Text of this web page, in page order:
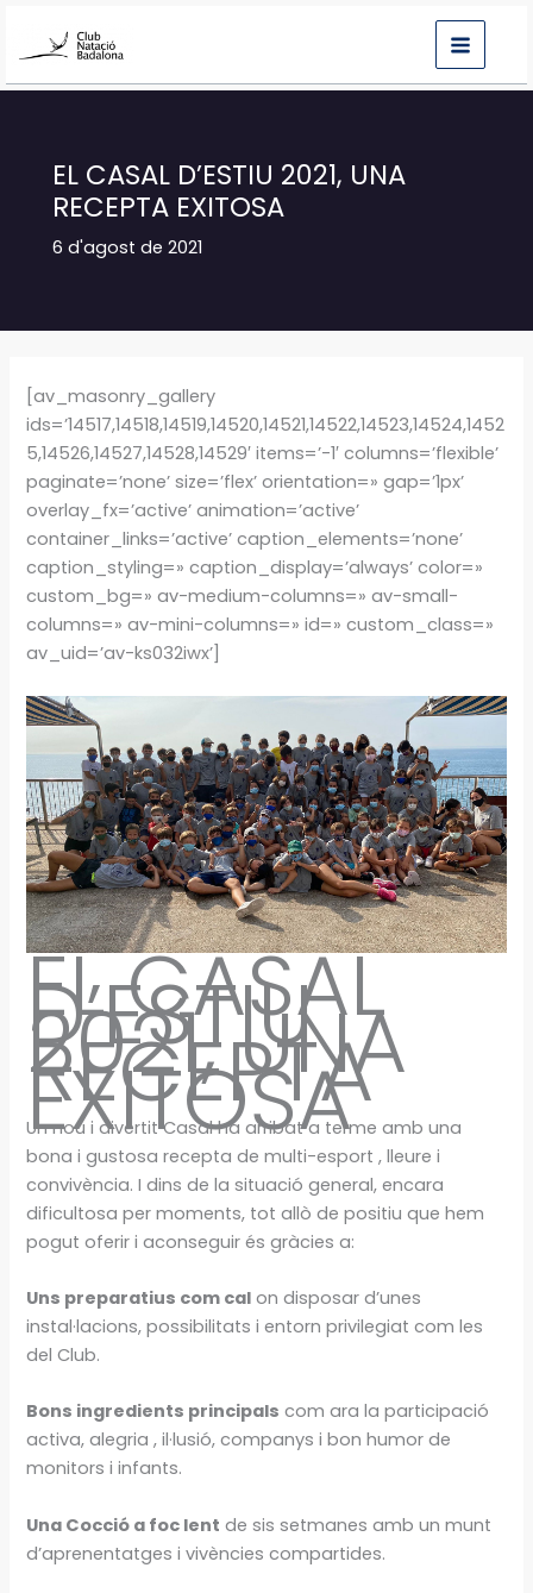
EL CASAL D’ESTIU 2021, UNA
RECEPTA EXITOSA
6 d'agost de 2021
[av_masonry_gallery
ids=’14517,14518,14519,14520,14521,14522,14523,14524,1452
5,14526,14527,14528,14529′ items=’-1′ columns=’flexible’
paginate=’none’ size=’flex’ orientation=» gap=’1px’
overlay_fx=’active’ animation=’active’
container_links=’active’ caption_elements=’none’
caption_styling=» caption_display=’always’ color=»
custom_bg=» av-medium-columns=» av-small-
columns=» av-mini-columns=» id=» custom_class=»
av_uid=’av-ks032iwx’]
EL CASAL
D’ESTIU
2021, UNA
RECEPTA
EXITOSA
Un nou i divertit Casal ha arribat a terme amb una
bona i gustosa recepta de multi-esport , lleure i
convivència. I dins de la situació general, encara
dificultosa per moments, tot allò de positiu que hem
pogut oferir i aconseguir és gràcies a:
Uns preparatius com cal on disposar d’unes
instal·lacions, possibilitats i entorn privilegiat com les
del Club.
Bons ingredients principals com ara la participació
activa, alegria , il·lusió, companys i bon humor de
monitors i infants.
Una Cocció a foc lent de sis setmanes amb un munt
d’aprenentatges i vivències compartides.